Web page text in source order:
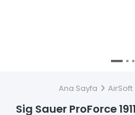
Ana Sayfa AirSoft
Sig Sauer ProForce